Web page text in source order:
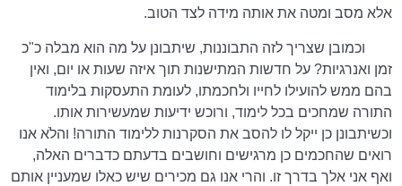
אלא מסב ומטה את אותה מידה לצד הטוב.
וכמובן שצריך לזה התבוננות, שיתבונן על מה הוא מבלה כ"כ
זמן ואנרגיות? על חדשות המתישנות תוך איזה שעות או יום, ואין
בהם ממש להועילו לחייו ולחכמתו, לעומת התעסקות בלימוד
התורה שמחכים בכל לימוד, ורוכש ידיעות שמעשירות אותו.
וכשיתבונן כן ייקל לו להסב את הסקרנות ללימוד התורה! והלֹא אנו
רואים שהחכמים כן מרגישים וחושבים בדעתם כדברים האלה,
ואף אני אלך בדרך זו. והרי אנו גם מכירים שיש כאלו שמעניין אותם